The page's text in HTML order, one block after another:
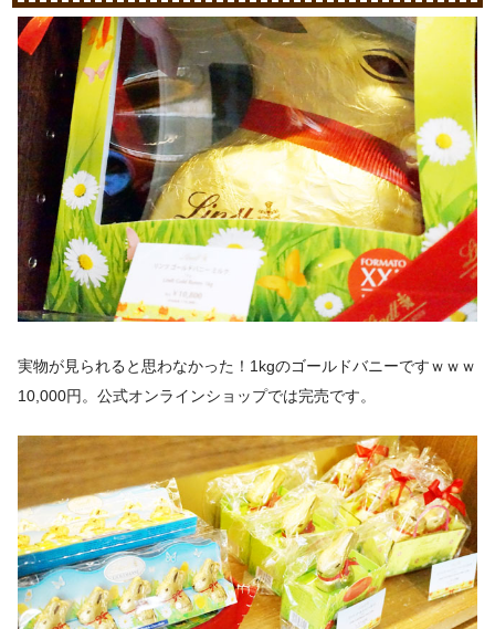
実物が見られると思わなかった！1kgのゴールドバニーですｗｗｗ
10,000円。公式オンラインショップでは完売です。